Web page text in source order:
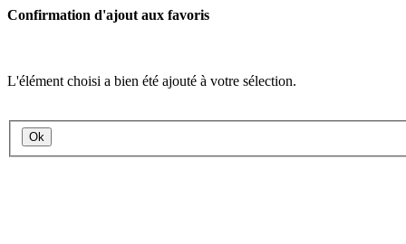
Confirmation d'ajout aux favoris
L'élément choisi a bien été ajouté à votre sélection.